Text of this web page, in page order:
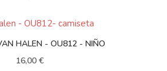
HALEN - OU812 - NIÑO
16,00 €